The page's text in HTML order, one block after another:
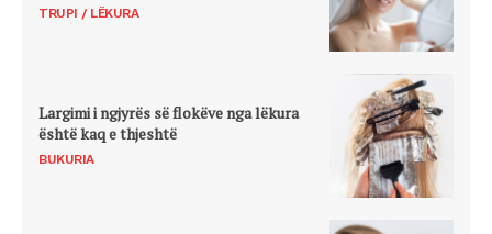
TRUPI / LËKURA
Largimi i ngjyrës së flokëve nga lëkura
është kaq e thjeshtë
BUKURIA